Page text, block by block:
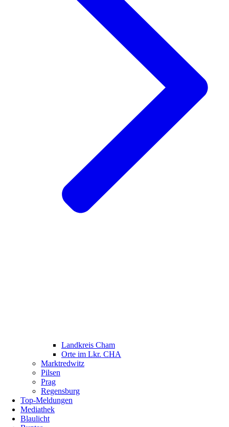
Landkreis Cham
Orte im Lkr. CHA
Marktredwitz
Pilsen
Prag
Regensburg
Top-Meldungen
Mediathek
Blaulicht